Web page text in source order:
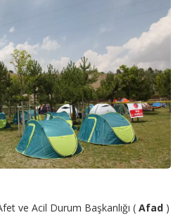
ve Acil Durum Başkanlığı ( Afad )